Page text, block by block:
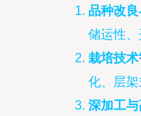
品种改
储运性、
栽培技
化、层架
深加工